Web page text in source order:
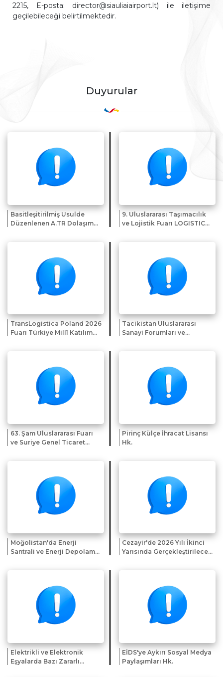
2215, E-posta: director@siauliaiairport.lt) ile iletişime
geçilebileceği belirtilmektedir.
Duyurular
Basitleşitirilmiş Usulde
Düzenlenen A.TR Dolaşım
9. Uluslararası Taşımacılık
ve Lojistik Fuarı LOGISTICAL
TransLogistica Poland 2026
Fuarı Türkiye Millî Katılım
Tacikistan Uluslararası
Sanayi Forumları ve
63. Şam Uluslararası Fuarı
ve Suriye Genel Ticaret
Pirinç Külçe İhracat Lisansı
Hk.
Moğolistan'da Enerji
Santrali ve Enerji Depolama
Cezayir'de 2026 Yılı İkinci
Yarısında Gerçekleştirilecek
Elektrikli ve Elektronik
Eşyalarda Bazı Zararlı
EİDS'ye Aykırı Sosyal Medya
Paylaşımları Hk.